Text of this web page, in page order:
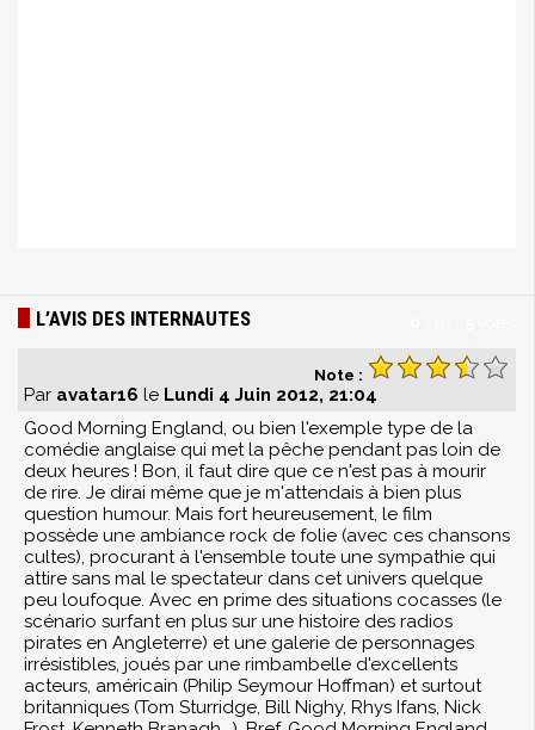
L’AVIS DES INTERNAUTES
Note :
Par avatar16 le Lundi 4 Juin 2012, 21:04
Good Morning England, ou bien l'exemple type de la
comédie anglaise qui met la pêche pendant pas loin de
deux heures ! Bon, il faut dire que ce n'est pas à mourir
de rire. Je dirai même que je m'attendais à bien plus
question humour. Mais fort heureusement, le film
possède une ambiance rock de folie (avec ces chansons
cultes), procurant à l'ensemble toute une sympathie qui
attire sans mal le spectateur dans cet univers quelque
peu loufoque. Avec en prime des situations cocasses (le
scénario surfant en plus sur une histoire des radios
pirates en Angleterre) et une galerie de personnages
irrésistibles, joués par une rimbambelle d'excellents
acteurs, américain (Philip Seymour Hoffman) et surtout
britanniques (Tom Sturridge, Bill Nighy, Rhys Ifans, Nick